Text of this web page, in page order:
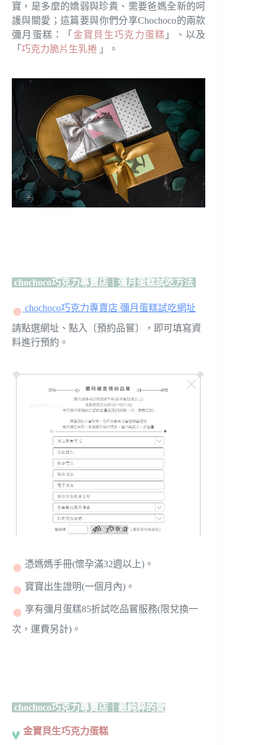
寶，是多麼的嬌弱與珍貴、需要爸媽全新的呵
護與關愛；這篇要與你們分享Chochoco的兩款
彌月蛋糕：「 金寶貝生巧克力蛋糕 」、以及
「 巧克力脆片生乳捲 」。
chochoco巧克力專賣店｜彌月蛋糕試吃方法
chochoco巧克力專賣店 彌月蛋糕試吃網址
請點選網址、點入〔預約品嘗〕，即可填寫資
料進行預約。
憑媽媽手冊(懷孕滿32週以上)。
寶寶出生證明(一個月內)。
享有彌月蛋糕85折試吃品嘗服務(限兌換一
次，運費另計)。
chochoco巧克力專賣店｜最純粹的愛
金寶貝生巧克力蛋糕